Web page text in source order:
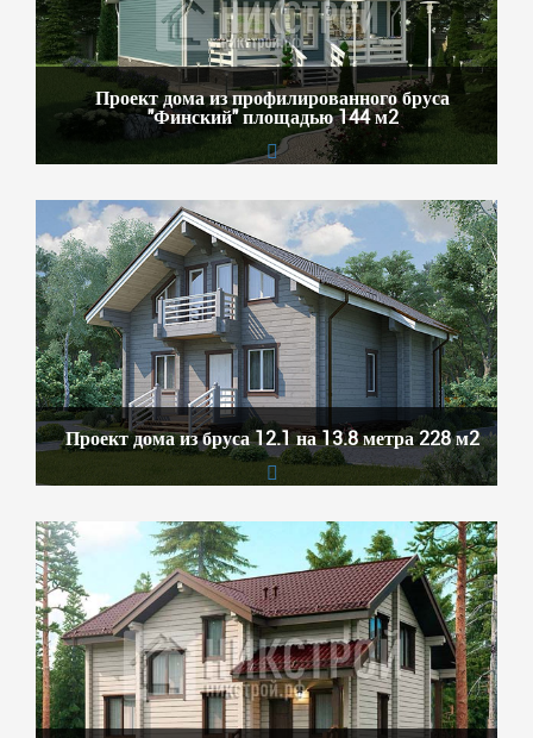
Проект дома из профилированного бруса
"Финский" площадью 144 м2
Проект дома из бруса 12.1 на 13.8 метра 228 м2